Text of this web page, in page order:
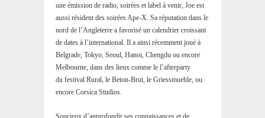
une émission de radio, soirées et label à venir, Joe est
aussi résident des soirées Ape-X. Sa réputation dans le
nord de l’Angleterre a favorisé un calendrier croissant
de dates à l’international. Il a ainsi récemment joué à
Belgrade, Tokyo, Seoul, Hanoi, Chengdu ou encore
Melbourne, dans des lieux comme le l’afterparty
du festival Rural, le Beton-Brut, le Griessmuehle, ou
encore Corsica Studios.
Soucieux d’approfondir ses connaissances et de